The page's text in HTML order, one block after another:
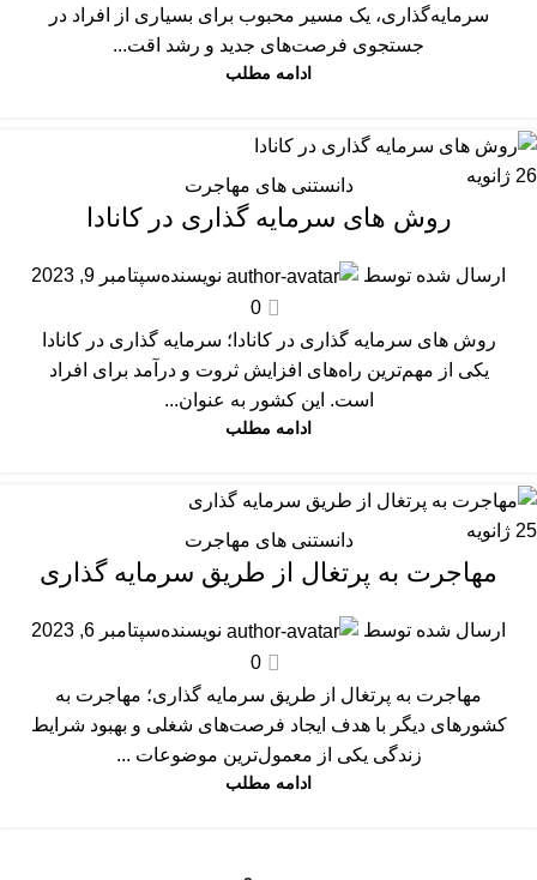
سرمایه‌گذاری، یک مسیر محبوب برای بسیاری از افراد در
جستجوی فرصت‌های جدید و رشد اقت...
ادامه مطلب
26 ژانویه دانستنی های مهاجرت
روش های سرمایه گذاری در کانادا
ارسال شده توسط نویسندهسپتامبر 9, 2023
0
روش های سرمایه‌ گذاری در کانادا؛ سرمایه‌‌ گذاری در کانادا
یکی از مهم‌ترین راه‌های افزایش ثروت و درآمد برای افراد
است. این کشور به عنوان...
ادامه مطلب
25 ژانویه دانستنی های مهاجرت
مهاجرت به پرتغال از طریق سرمایه گذاری
ارسال شده توسط نویسندهسپتامبر 6, 2023
0
مهاجرت به پرتغال از طریق سرمایه گذاری؛ مهاجرت به
کشورهای دیگر با هدف ایجاد فرصت‌های شغلی و بهبود شرایط
زندگی یکی از معمول‌ترین موضوعات ...
ادامه مطلب